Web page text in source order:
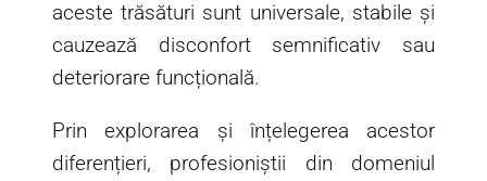
aceste trăsături sunt universale, stabile și
cauzează disconfort semnificativ sau
deteriorare funcțională.
Prin explorarea și înțelegerea acestor
diferențieri, profesioniștii din domeniul